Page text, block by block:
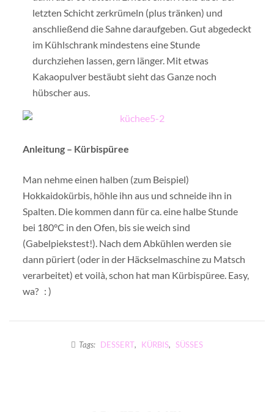
letzten Schicht zerkrümeln (plus tränken) und
anschließend die Sahne daraufgeben. Gut abgedeckt
im Kühlschrank mindestens eine Stunde
durchziehen lassen, gern länger. Mit etwas
Kakaopulver bestäubt sieht das Ganze noch
hübscher aus.
Anleitung – Kürbispüree
Man nehme einen halben (zum Beispiel)
Hokkaidokürbis, höhle ihn aus und schneide ihn in
Spalten. Die kommen dann für ca. eine halbe Stunde
bei 180°C in den Ofen, bis sie weich sind
(Gabelpiekstest!). Nach dem Abkühlen werden sie
dann püriert (oder in der Häckselmaschine zu Matsch
verarbeitet) et voilà, schon hat man Kürbispüree. Easy,
wa? : )
Tags: DESSERT, KÜRBIS, SÜSSES